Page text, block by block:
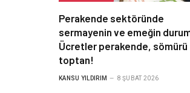
Perakende sektöründe
sermayenin ve emeğin
Ücretler perakende, sömürü
toptan!
KANSU YILDIRIM 8 ŞUBAT 2026